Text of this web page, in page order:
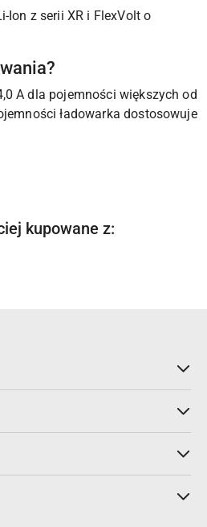
Ion z serii XR i FlexVolt o
A dla pojemności większych od
ładowarka dostosowuje
kupowane z: